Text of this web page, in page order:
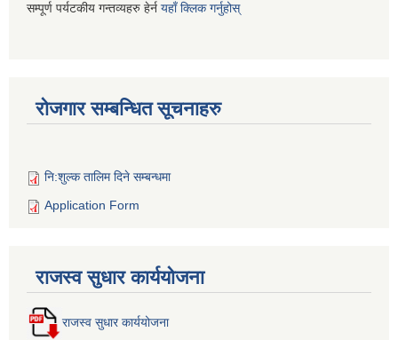
सम्पूर्ण पर्यटकीय गन्तव्यहरु हेर्न यहाँ क्लिक गर्नुहोस्
रोजगार सम्बन्धित सूचनाहरु
नि:शुल्क तालिम दिने सम्बन्धमा
Application Form
राजस्व सुधार कार्ययोजना
राजस्व सुधार कार्ययोजना